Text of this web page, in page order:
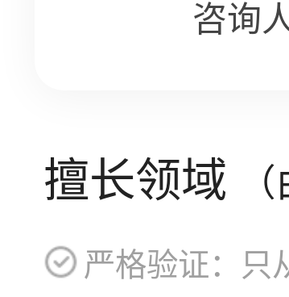
咨询
擅长领域
严格验证：只